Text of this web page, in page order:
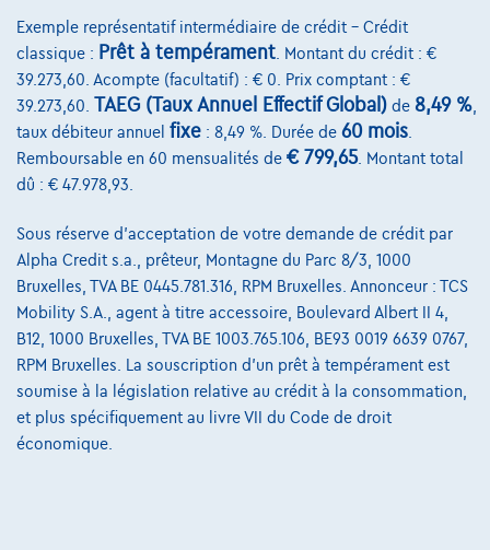
Exemple représentatif intermédiaire de crédit – Crédit
classique : Prêt à tempérament. Montant du crédit : €
39.273,60. Acompte (facultatif) : € 0. Prix comptant : €
39.273,60.
TAEG (Taux Annuel Effectif Global) de 8,49 %,
taux débiteur annuel fixe : 8,49 %. Durée de 60 mois.
Remboursable en 60 mensualités de € 799,65. Montant total
dû : € 47.978,93.
Sous réserve d'acceptation de votre demande de crédit par
Alpha Credit s.a., prêteur, Montagne du Parc 8/3, 1000
Bruxelles, TVA BE 0445.781.316, RPM Bruxelles. Annonceur : TCS
Mobility S.A., agent à titre accessoire, Boulevard Albert II 4,
B12, 1000 Bruxelles, TVA BE 1003.765.106, BE93 0019 6639 0767,
RPM Bruxelles. La souscription d'un prêt à tempérament est
soumise à la législation relative au crédit à la consommation,
et plus spécifiquement au livre VII du Code de droit
économique.
Assurance auto
Leasing
Sur Nous
Devenez client
Charte de qualité
Nos dealers
Nos partenaires
Notre équipe
Contact